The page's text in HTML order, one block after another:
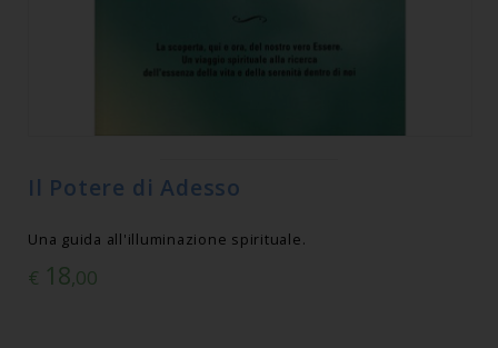
Il Potere di Adesso
Una guida all'illuminazione spirituale.
€ 18,00